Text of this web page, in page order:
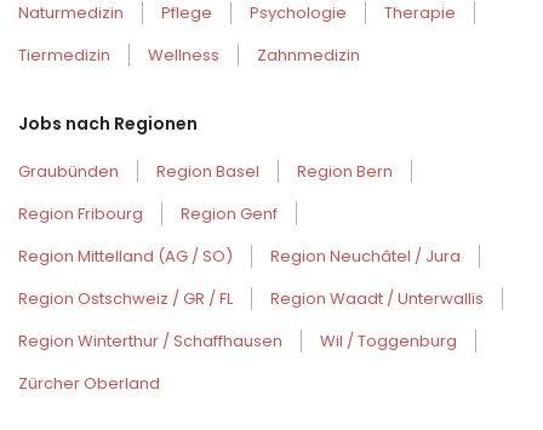
Naturmedizin
Pflege Psychologie
Therapie
Tiermedizin
Wellness Zahnmedizin
Jobs nach Regionen
Graubünden Region Basel
Region Bern
Region Fribourg
Region Genf
Region Mittelland (AG / SO)
Region Neuchâtel / Jura
Region Ostschweiz / GR / FL
Region Waadt / Unterwallis
Region Winterthur / Schaffhausen
Wil / Toggenburg
Zürcher Oberland